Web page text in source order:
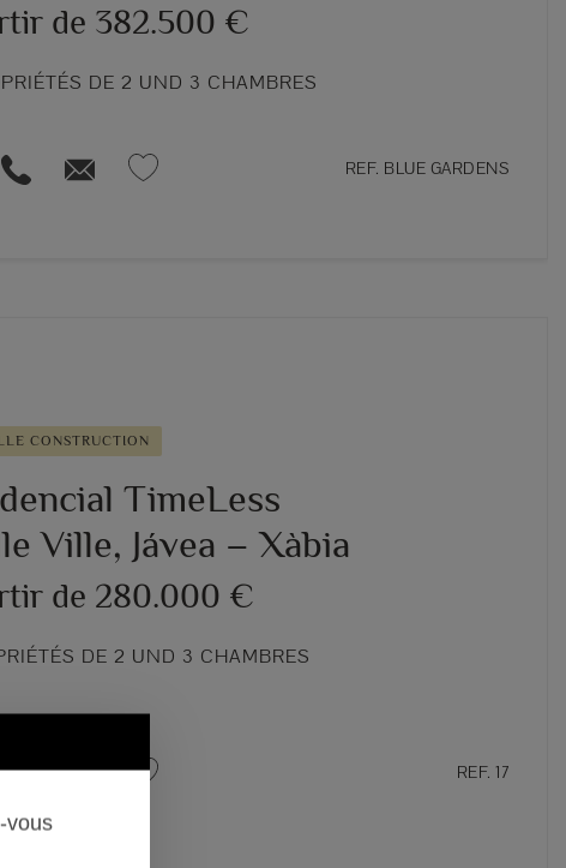
vous
de 382.500 €
DE 2 UND 3 CHAMBRES
REF. BLUE GARDENS
CONSTRUCTION
TimeLess
Ville, Jávea – Xàbia
de 280.000 €
DE 2 UND 3 CHAMBRES
REF. 17